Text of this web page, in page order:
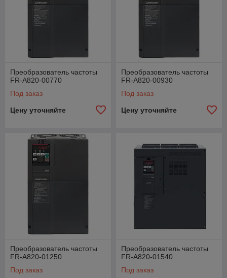
Преобразователь частоты
FR-A820-00770
Под заказ
Цену уточняйте
Преобразователь частоты
FR-A820-00930
Под заказ
Цену уточняйте
Преобразователь частоты
FR-A820-01250
Под заказ
Преобразователь частоты
FR-A820-01540
Под заказ